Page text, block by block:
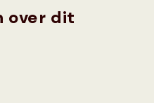
over dit